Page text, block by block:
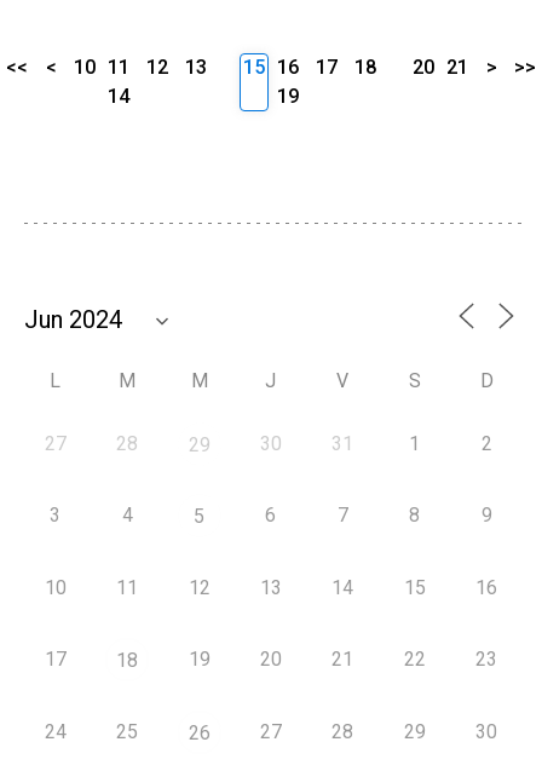
<< < 10 11 12
13
14
15 16 17
18
19
20 21 > >>
L M M J V S D
27 28 29 30 31 1 2
3 4 5 6 7 8 9
10 11 12 13 14 15 16
17 18 19 20 21 22 23
24 25 26 27 28 29 30